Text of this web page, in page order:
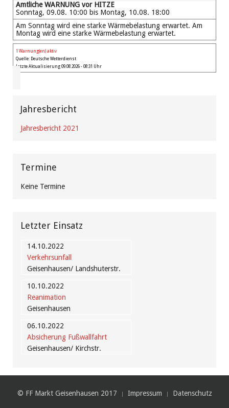
Amtliche WARNUNG vor HITZE
Sonntag, 09.08. 10:00 bis Montag, 10.08. 18:00
Am Sonntag wird eine starke Wärmebelastung erwartet. Am
Montag wird eine starke Wärmebelastung erwartet.
1 Warnung(en) aktiv
Quelle: Deutsche Wetterdienst
Letzte Aktualisierung 09.08.2026 - 08:31 Uhr
Jahresbericht
Jahresbericht 2021
Termine
Keine Termine
Letzter Einsatz
14.10.2022
Verkehrsunfall
Geisenhausen/ Landshuterstr.
10.10.2022
Reanimation
Geisenhausen
06.10.2022
Absicherung Fußwallfahrt
Geisenhausen/ Kirchstr.
© FF Markt Geisenhausen 2017 Impressum Datenschutz